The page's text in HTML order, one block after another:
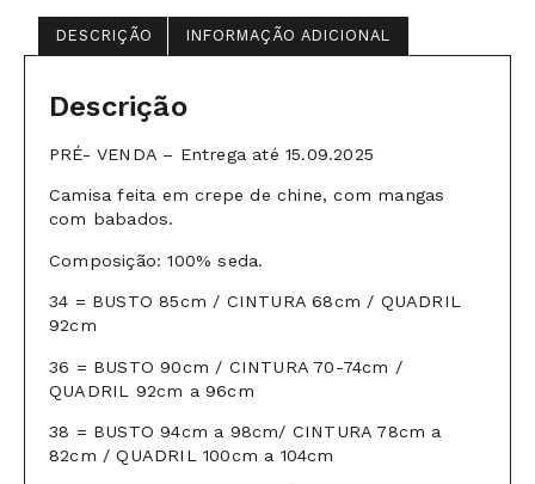
DESCRIÇÃO INFORMAÇÃO ADICIONAL
Descrição
PRÉ- VENDA – Entrega até 15.09.2025
Camisa feita em crepe de chine, com mangas
com babados.
Composição: 100% seda.
34 = BUSTO 85cm / CINTURA 68cm / QUADRIL
92cm
36 = BUSTO 90cm / CINTURA 70-74cm /
QUADRIL 92cm a 96cm
38 = BUSTO 94cm a 98cm/ CINTURA 78cm a
82cm / QUADRIL 100cm a 104cm